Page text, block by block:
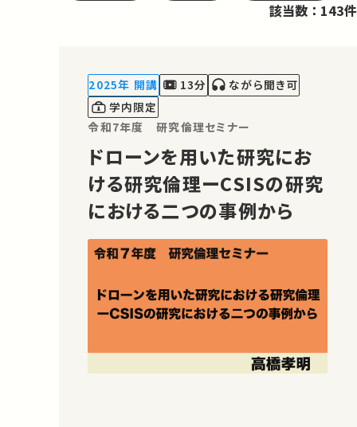
該当数：143件
2025年 開講 13分
ながら聞き可
学内限定
令和7年度 研究倫理セミナー
ドローンを用いた研究にお
ける研究倫理ーCSISの研究
における二つの事例から